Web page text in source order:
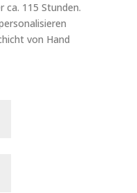
ca. 115 Stunden.
von Hand